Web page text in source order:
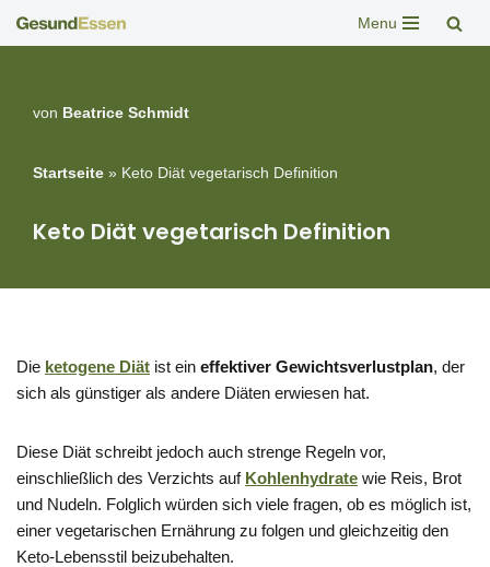
springen
Menu
von Beatrice Schmidt
Startseite » Keto Diät vegetarisch Definition
Keto Diät vegetarisch Definition
Die ketogene Diät ist ein effektiver Gewichtsverlustplan, der
sich als günstiger als andere Diäten erwiesen hat.
Diese Diät schreibt jedoch auch strenge Regeln vor,
einschließlich des Verzichts auf Kohlenhydrate wie Reis, Brot
und Nudeln. Folglich würden sich viele fragen, ob es möglich ist,
einer vegetarischen Ernährung zu folgen und gleichzeitig den
Keto-Lebensstil beizubehalten.